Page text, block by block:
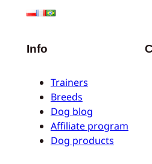
Info
Trainers
Breeds
Dog blog
Affiliate program
Dog products